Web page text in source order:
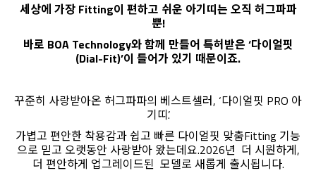
세상에 가장 Fitting이 편하고 쉬운 아기띠는 오직 허그파파
뿐!
바로 BOA Technology와 함께 만들어 특허받은 ‘다이얼핏
(Dial-Fit)’이 들어가 있기 때문이죠.
꾸준히 사랑받아온 허그파파의 베스트셀러, ‘다이얼핏 PRO 아
기띠’.
가볍고 편안한 착용감과 쉽고 빠른 다이얼핏 맞춤Fitting 기능
으로 믿고 오랫동안 사랑받아 왔는데요.2026년 더 시원하게,
더 편안하게 업그레이드된 모델로 새롭게 출시됩니다.